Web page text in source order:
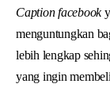
Caption facebook
menguntungkan
lebih lengkap
yang ingin